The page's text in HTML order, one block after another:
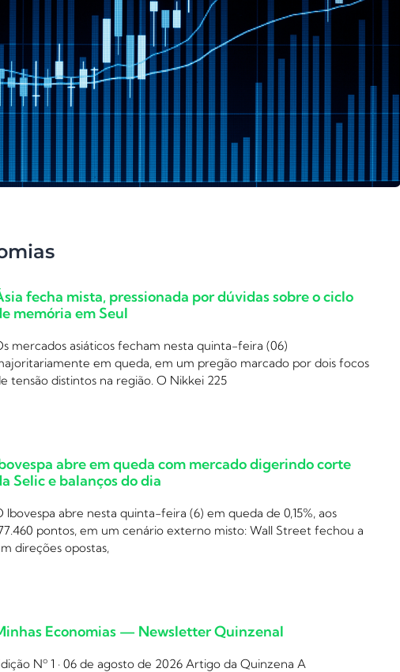
fecha mista, pressionada por dúvidas sobre o ciclo
memória em Seul
mercados asiáticos fecham nesta quinta-feira (06)
em queda, em um pregão marcado por dois focos
tensão distintos na região. O Nikkei 225
abre em queda com mercado digerindo corte
Selic e balanços do dia
Ibovespa abre nesta quinta-feira (6) em queda de 0,15%, aos
pontos, em um cenário externo misto: Wall Street fechou a
direções opostas,
Economias — Newsletter Quinzenal
Nº 1 · 06 de agosto de 2026 Artigo da Quinzena A